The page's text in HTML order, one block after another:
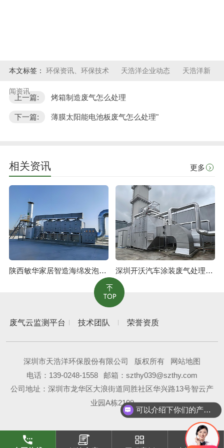
本文标签： 环保资讯、环保技术 天浩洋企业动态 天浩洋新
闻资讯
上一篇: 烤箱制造废气怎么处理
下一篇: 薄膜太阳能电池板废气怎么处理"
相关资讯 更多
陕西敏华家居智造海绵发泡废气治理工程 深圳开沃汽车涂装废气处理工程
废气云监测平台 技术团队 荣誉资质
深圳市天浩洋环保股份有限公司 版权所有
网站地图
电话： 139-0248-1558
邮箱：szthy039@szthy.com
公司地址：深圳市龙华区大浪街道同胜社区华兴路13号智云产
业园A栋2109
可以介绍下你们的产品么？